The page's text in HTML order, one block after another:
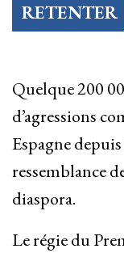
RETENTER
Quelque 200
d’agressions
Espagne
ressemblance
diaspora.
Le régie du